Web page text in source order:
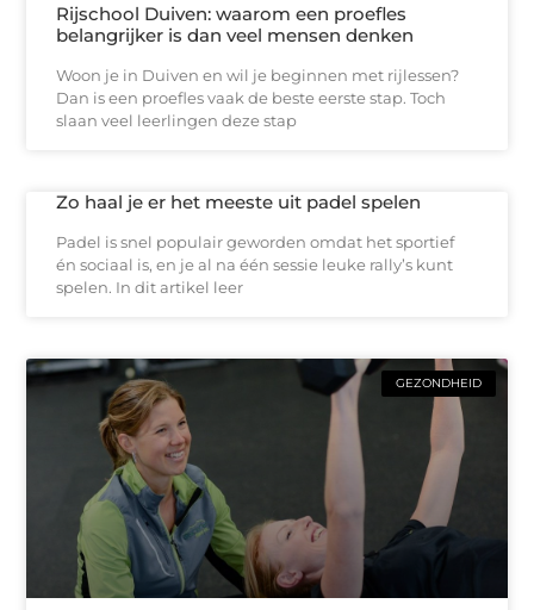
Rijschool Duiven: waarom een proefles
belangrijker is dan veel mensen denken
Woon je in Duiven en wil je beginnen met rijlessen?
Dan is een proefles vaak de beste eerste stap. Toch
slaan veel leerlingen deze stap
Zo haal je er het meeste uit padel spelen
Padel is snel populair geworden omdat het sportief
én sociaal is, en je al na één sessie leuke rally’s kunt
spelen. In dit artikel leer
GEZONDHEID